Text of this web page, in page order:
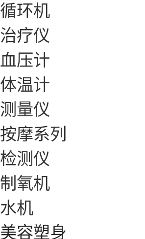
循环机
治疗仪
血压计
体温计
测量仪
按摩系列
检测仪
制氧机
水机
美容塑身